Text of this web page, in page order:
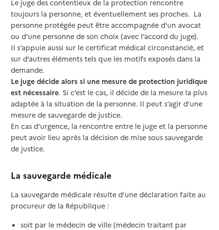
Le juge des contentieux de la protection rencontre
toujours la personne, et éventuellement ses proches. La
personne protégée peut être accompagnée d'un avocat
ou d’une personne de son choix (avec l’accord du juge).
Il s’appuie aussi sur le certificat médical circonstancié, et
sur d’autres éléments tels que les motifs exposés dans la
demande.
Le juge décide alors si une mesure de protection juridique
est nécessaire. Si c’est le cas, il décide de la mesure la plus
adaptée à la situation de la personne. Il peut s’agir d’une
mesure de sauvegarde de justice.
En cas d'urgence, la rencontre entre le juge et la personne
peut avoir lieu après la décision de mise sous sauvegarde
de justice.
La sauvegarde médicale
La sauvegarde médicale résulte d’une déclaration faite au
procureur de la République :
soit par le médecin de ville (médecin traitant par